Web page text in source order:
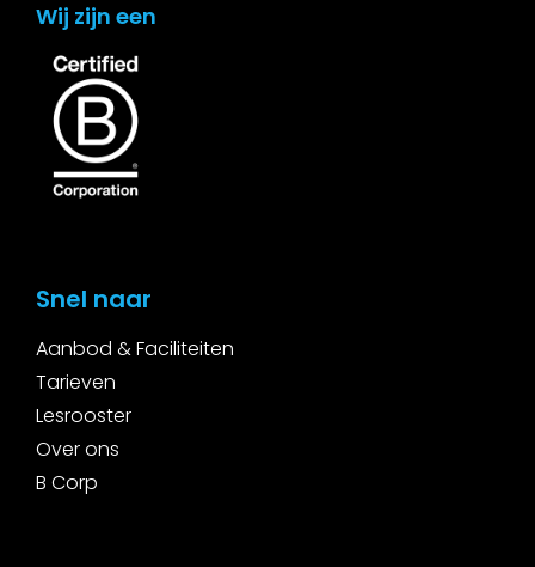
Wij zijn een
Snel naar
Aanbod & Faciliteiten
Tarieven
Lesrooster
Over ons
B Corp